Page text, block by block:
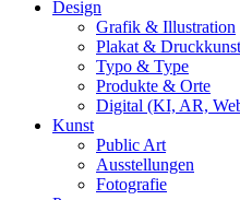
Design
Grafik & Illustration
Plakat & Druckkunst
Typo & Type
Produkte & Orte
Digital (KI, AR,
Kunst
Public Art
Ausstellungen
Fotografie